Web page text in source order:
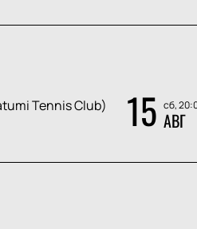
Tennis Club) 15 сб,
АВГ